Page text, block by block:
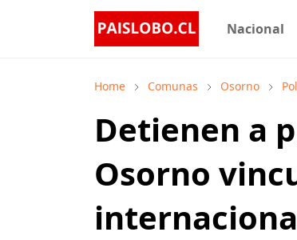
Nacional
Home Comunas Osorno
Detienen a
Osorno